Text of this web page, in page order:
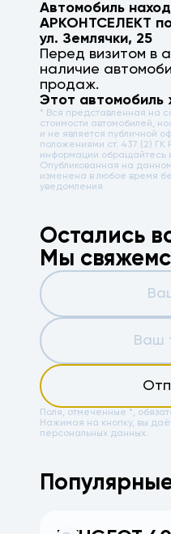
Автомобиль
АРКОНТСЕЛЕКТ
ул. Землячки, 25
Перед визитом в
наличие
продаж.
Этот автомобиль
* Вся представленная на
стоимости автомобилей,
и не является публичной
положениями ст. 437 (2)
информации обращайтесь
Опубликованная на
изменена в любое время
уведомления.
Остались
Мы
Поля, отмеченные *,
Нажимая на кнопку, вы
персональных данных.